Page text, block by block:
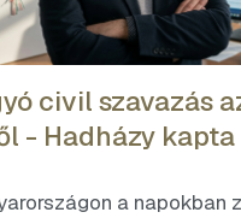
civil szavazás
- Hadházy
a napokban